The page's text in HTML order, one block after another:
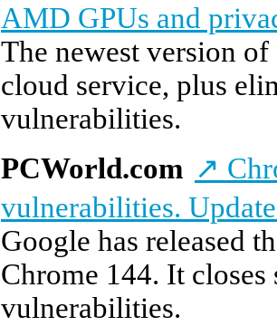
AMD GPUs and
The newest version
cloud service, plus
vulnerabilities.
PCWorld.com ↗
vulnerabilities.
Google has released
Chrome 144. It
vulnerabilities.